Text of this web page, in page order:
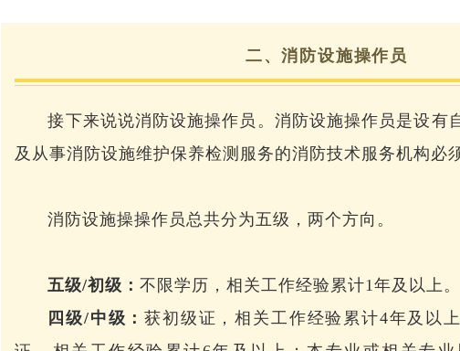
二、消防设施操作员
接下来说说消防设施操作员。消防设施操作员是设有
及从事消防设施维护保养检测服务的消防技术服务机构必
消防设施操操作员总共分为五级，两个方向。
五级/初级：不限学历，相关工作经验累计1年及以上。
四级/中级：获初级证，相关工作经验累计4年及以